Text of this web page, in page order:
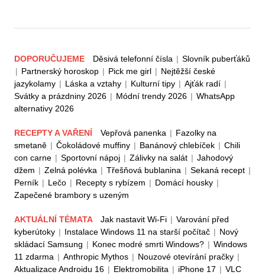
DOPORUČUJEME Děsivá telefonní čísla | Slovník puberťáků
| Partnerský horoskop | Pick me girl | Nejtěžší české
jazykolamy | Láska a vztahy | Kulturní tipy | Ajťák radí |
Svátky a prázdniny 2026 | Módní trendy 2026 | WhatsApp
alternativy 2026
RECEPTY A VAŘENÍ Vepřová panenka | Fazolky na
smetaně | Čokoládové muffiny | Banánový chlebíček | Chili
con carne | Sportovní nápoj | Zálivky na salát | Jahodový
džem | Zelná polévka | Třešňová bublanina | Sekaná recept |
Perník | Lečo | Recepty s rybízem | Domácí housky |
Zapečené brambory s uzeným
AKTUÁLNÍ TÉMATA Jak nastavit Wi-Fi | Varování před
kyberútoky | Instalace Windows 11 na starší počítač | Nový
skládací Samsung | Konec modré smrti Windows? | Windows
11 zdarma | Anthropic Mythos | Nouzové otevírání pračky |
Aktualizace Androidu 16 | Elektromobilita | iPhone 17 | VLC